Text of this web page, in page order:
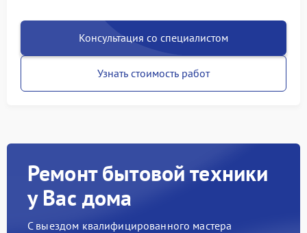
Консультация со специалистом
Узнать стоимость работ
Ремонт бытовой техники
у Вас дома
С выездом квалифицированного мастера